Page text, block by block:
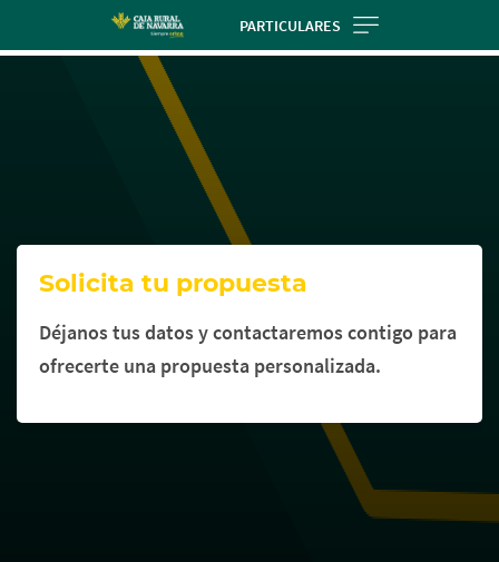
PARTICULARES
Solicita tu propuesta
Déjanos tus datos y contactaremos contigo para
ofrecerte una propuesta personalizada.